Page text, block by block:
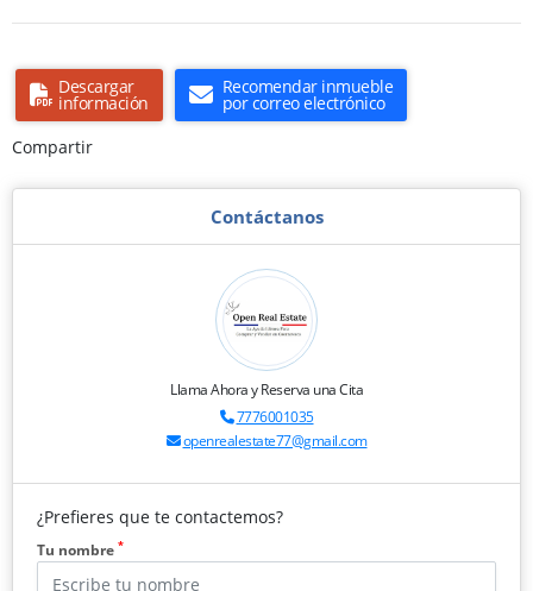
Descargar
información
Recomendar inmueble
por correo electrónico
Compartir
Contáctanos
Llama Ahora y Reserva una Cita
7776001035
openrealestate77@gmail.com
¿Prefieres que te contactemos?
Tu nombre *